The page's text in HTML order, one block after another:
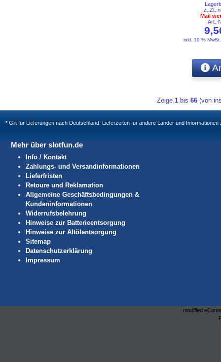
z. Zt.
Mail
Art.-
inkl. 19 %
Zeige 1 bis66 (von
* Gilt für Lieferungen nach Deutschland. Lieferzeiten für andere Länder und
Mehr über slotfun.de
Info / Kontakt
Zahlungs- und Versandinformationen
Lieferfristen
Retoure und Reklamation
Allgemeine Geschäftsbedingungen &
Kundeninformationen
Widerrufsbelehrung
Hinweise zur Batterieentsorgung
Hinweise zur Altölentsorgung
Sitemap
Datenschutzerklärung
Impressum
modified